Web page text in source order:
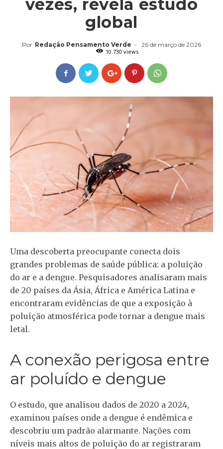
vezes, revela estudo
global
Por Redação Pensamento Verde -
26 de março de 2026
10.730 views
Uma descoberta preocupante conecta dois
grandes problemas de saúde pública: a poluição
do ar e a dengue. Pesquisadores analisaram mais
de 20 países da Ásia, África e América Latina e
encontraram evidências de que a exposição à
poluição atmosférica pode tornar a dengue mais
letal.
A conexão perigosa entre
ar poluído e dengue
O estudo, que analisou dados de 2020 a 2024,
examinou países onde a dengue é endêmica e
descobriu um padrão alarmante. Nações com
níveis mais altos de poluição do ar registraram